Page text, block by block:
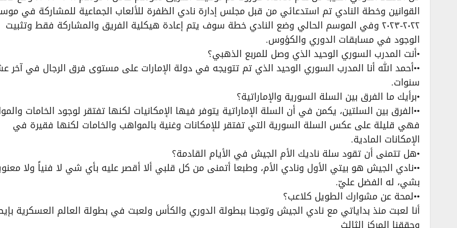
القوانين وخطة النادي تم استدعائي من قبل مجلس إدارة نادي الظفرة للألعاب الجماعية للمشاركة في
٢٠٢٢-٢٠٢٣ وفي الموسم الحالي وضع النادي خطة سوف يتم إعادة هيكلية الفريق والمشاركة فقط وتثبيت
الوجود في مسابقات الدوري والكؤوس.
•أنت المدرب السوري الوحيد الذي وصل للمربع الذهبي؟
••أحمد الله أنا المدرب السوري الوحيد الذي تم تتويجه في دولة الإمارات على مستوى فرق الرجال في آخر
سنوات.
•برأيك ما الفرق بين السلة السورية والإماراتية؟
••الفرق بين السلتين، يكمن في أن السلة الإماراتية يتوفر فيها الإمكانيات لكنها تفتقر لوجود الخامات
فهي قليلة على عكس السلة السورية التي تفتقر للإمكانات وغنية بالمواهب والخامات لكنها فقيرة في
الإمكانات المادية.
•هل تتمنى أن تقود سلة ناديك الأم الجيش في الأيام القادمة؟
••نادي الجيش هو بيتي الأول ونادي الأم، وطبعا أتمنى من كل قلبي ألا أقصر عليه بأي شي لا فنياً ولا
بشي، له الفضل عليّ.
••لمحة عن مشوارك الطويل كلاعب؟
أنا لعبت منذ بداياتي مع نادي الجيش وتوجنا ببطولة الدوري والكأس ولعبت في بطولة العالم العسكرية